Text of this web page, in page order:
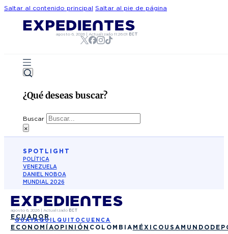
Saltar al contenido principal Saltar al pie de página
agosto 6, 2026| Actualizado 11:26:01 ECT
¿Qué deseas buscar?
Buscar
×
SPOTLIGHT
POLÍTICA
VENEZUELA
DANIEL NOBOA
MUNDIAL 2026
agosto 6, 2026| Actualizado ECT
ECUADOR
GUAYAQUIL QUITO CUENCA
ECONOMÍAOPINIÓN COLOMBIA MÉXICO USA MUNDO